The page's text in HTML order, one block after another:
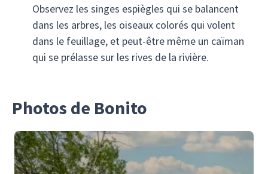
Observez les singes espiègles qui se balancent
dans les arbres, les oiseaux colorés qui volent
dans le feuillage, et peut-être même un caïman
qui se prélasse sur les rives de la rivière.
Photos de Bonito